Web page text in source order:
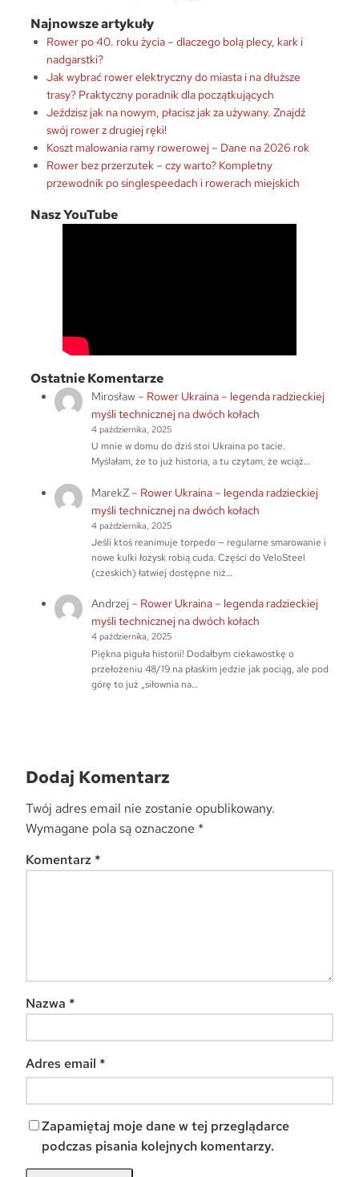
Najnowsze artykuły
Rower po 40. roku życia – dlaczego bolą plecy, kark i
nadgarstki?
Jak wybrać rower elektryczny do miasta i na dłuższe
trasy? Praktyczny poradnik dla początkujących
Jeździsz jak na nowym, płacisz jak za używany. Znajdź
swój rower z drugiej ręki!
Koszt malowania ramy rowerowej – Dane na 2026 rok
Rower bez przerzutek – czy warto? Kompletny
przewodnik po singlespeedach i rowerach miejskich
Nasz YouTube
Ostatnie Komentarze
Mirosław– Rower Ukraina – legenda radzieckiej
myśli technicznej na dwóch kołach
4 października, 2025
U mnie w domu do dziś stoi Ukraina po tacie.
Myślałam, że to już historia, a tu czytam, że wciąż…
MarekZ– Rower Ukraina – legenda radzieckiej
myśli technicznej na dwóch kołach
4 października, 2025
Jeśli ktoś reanimuje torpedo — regularne smarowanie i
nowe kulki łożysk robią cuda. Części do VeloSteel
(czeskich) łatwiej dostępne niż…
Andrzej– Rower Ukraina – legenda radzieckiej
myśli technicznej na dwóch kołach
4 października, 2025
Piękna piguła historii! Dodałbym ciekawostkę o
przełożeniu 48/19 na płaskim jedzie jak pociąg, ale pod
górę to już „siłownia na…
Dodaj Komentarz
Twój adres email nie zostanie opublikowany.
Wymagane pola są oznaczone *
Komentarz *
Nazwa *
Adres email *
Zapamiętaj moje dane w tej przeglądarce
podczas pisania kolejnych komentarzy.